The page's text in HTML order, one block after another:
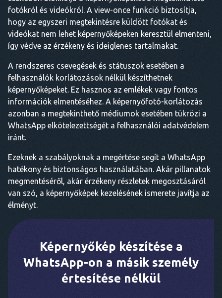
fotókról és videókról. A view-once funkció biztosítja,
hogy az egyszeri megtekintésre küldött fotókat és
videókat nem lehet képernyőképeken keresztül elmenteni,
így védve az érzékeny és ideiglenes tartalmakat.
A rendszeres csevegések és státuszok esetében a
felhasználók korlátozások nélkül készíthetnek
képernyőképeket. Ez hasznos az emlékek vagy fontos
információk elmentéséhez. A képernyőfotó-korlátozás
azonban a megtekinthető médiumok esetében tükrözi a
WhatsApp elkötelezettségét a felhasználói adatvédelem
iránt.
Ezeknek a szabályoknak a megértése segít a WhatsApp
hatékony és biztonságos használatában. Akár pillanatok
megmentéséről, akár érzékeny részletek megosztásáról
van szó, a képernyőképek kezelésének ismerete javítja az
élményt.
Képernyőkép készítése a
WhatsApp-on a másik személy
értesítése nélkül